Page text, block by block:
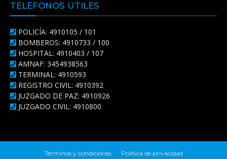
TELÉFONOS ÚTILES
POLICÍA: 4910105 / 101
BOMBEROS: 4910733 / 100
HOSPITAL: 4910403 / 107
AMNAF: 3454938563
TERMINAL: 4910593
REGISTRO CIVIL: 4910392
JUZGADO DE PAZ: 4910926
JUZGADO CIVIL: 4910800
Términos y condiciones Política de privacidad